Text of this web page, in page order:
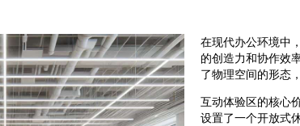
在现代办公环境中
的创造力和协作效
了物理空间的形态
互动体验区的核心
设置了一个开放式